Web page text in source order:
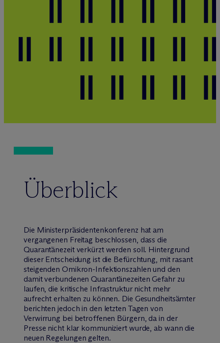
Überblick
Die Ministerpräsidentenkonferenz hat am
vergangenen Freitag beschlossen, dass die
Quarantänezeit verkürzt werden soll. Hintergrund
dieser Entscheidung ist die Befürchtung, mit rasant
steigenden Omikron-Infektionszahlen und den
damit verbundenen Quarantänezeiten Gefahr zu
laufen, die kritische Infrastruktur nicht mehr
aufrecht erhalten zu können. Die Gesundheitsämter
berichten jedoch in den letzten Tagen von
Verwirrung bei betroffenen Bürgern, da in der
Presse nicht klar kommuniziert wurde, ab wann die
neuen Regelungen gelten.